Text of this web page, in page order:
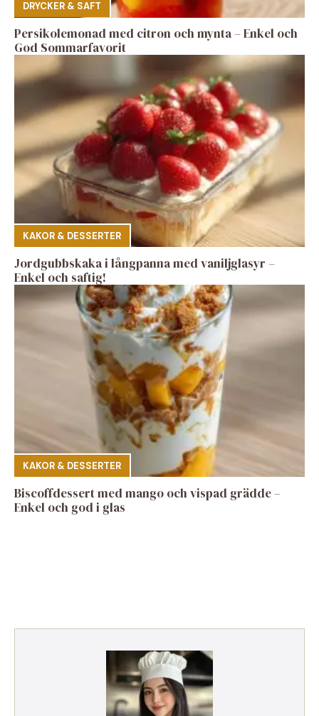
DRYCKER & SAFT
Persikolemonad med citron och mynta – Enkel och
God Sommarfavorit
KAKOR & DESSERTER
Jordgubbskaka i långpanna med vaniljglasyr –
Enkel och saftig!
KAKOR & DESSERTER
Biscoffdessert med mango och vispad grädde –
Enkel och god i glas